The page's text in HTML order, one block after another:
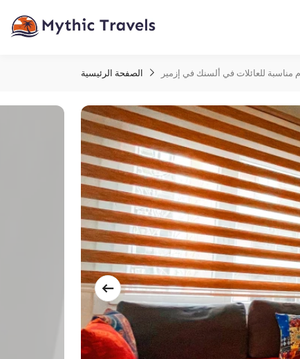
الصفحة الرئيسية للعائلات في ألسنك في إزمير